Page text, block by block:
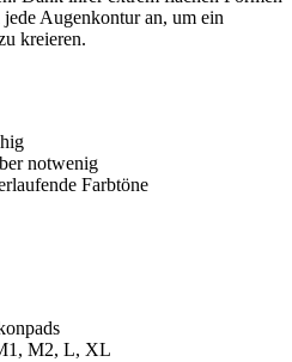
jede Augenkontur an, um ein
kreieren.
notwenig
Farbtöne
M2, L, XL